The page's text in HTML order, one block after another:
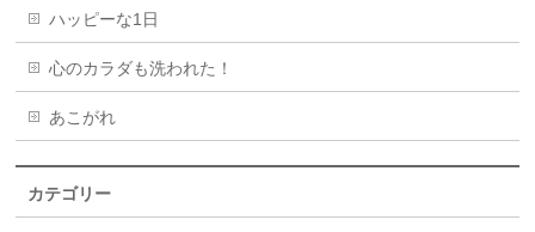
ハッピーな1日
心のカラダも洗われた！
あこがれ
カテゴリー